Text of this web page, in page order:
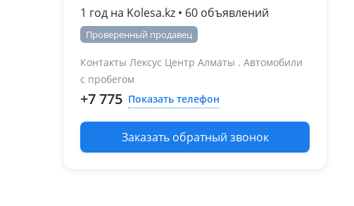
1 год на Kolesa.kz • 60 объявлений
Проверенный продавец
Контакты Лексус Центр Алматы . Автомобили
с пробегом
+7 775 Показать телефон
Заказать обратный звонок